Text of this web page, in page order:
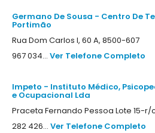
Germano De Sousa - Centro De
Portimão
Rua Dom Carlos I, 60 A, 8500-607
967 034... Ver Telefone Completo
Impeto - Instituto Médico,
e Ocupacional Lda
Praceta Fernando Pessoa Lote 15-
282 426... Ver Telefone Completo